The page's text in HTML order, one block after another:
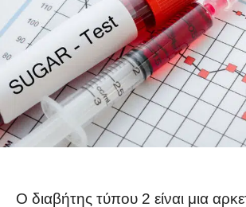
Ο διαβήτης τύπου 2 είναι μια